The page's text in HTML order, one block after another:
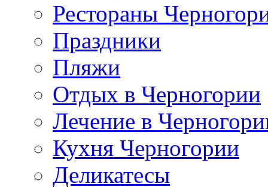
Рестораны
Праздники
Пляжи
Отдых в Черногории
Лечение в
Кухня Черногории
Деликатесы